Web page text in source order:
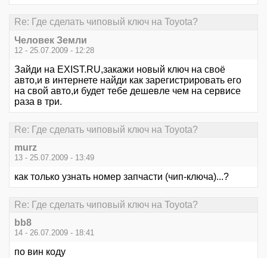
Re: Где сделать чиповый ключ на Toyota?
Человек Земли
12 - 25.07.2009 - 12:28
Зайди на EXIST.RU,закажи новый ключ на своё
авто,и в интернете найди как зарегистрировать его
на свой авто,и будет тебе дешевле чем на сервисе
раза в три.
Re: Где сделать чиповый ключ на Toyota?
murz
13 - 25.07.2009 - 13:49
как только узнать номер запчасти (чип-ключа)...?
Re: Где сделать чиповый ключ на Toyota?
bb8
14 - 26.07.2009 - 18:41
по вин коду